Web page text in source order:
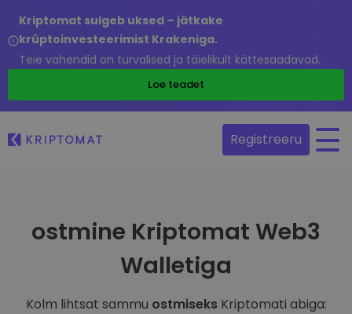
Kriptomat sulgeb uksed – jätkake
krüptoinvesteerimist Krakeniga.
Teie vahendid on turvalised ja täielikult kättesaadavad.
Loe teadet
Registreeru
ostmine Kriptomat Web3
Walletiga
Kolm lihtsat sammu ostmiseksKriptomati abiga: